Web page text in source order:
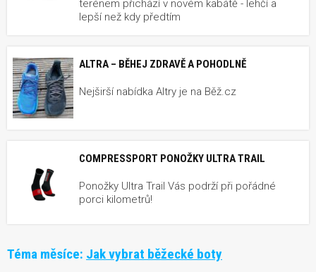
terénem přichází v novém kabátě - lehčí a
lepší než kdy předtím
ALTRA – BĚHEJ ZDRAVĚ A POHODLNĚ
Nejširší nabídka Altry je na Běž.cz
COMPRESSPORT PONOŽKY ULTRA TRAIL
Ponožky Ultra Trail Vás podrží při pořádné
porci kilometrů!
Téma měsíce: Jak vybrat běžecké boty